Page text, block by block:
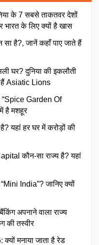
के 7 सबसे ताकतवर देशों
के लिए क्यों है खास
सा है?, जानें कहाँ पाए जाते हैं
घर? दुनिया की इकलौती
Asiatic Lions
“Spice Garden Of
है मशहूर
यहां हर घर में करोड़ों की
कौन-सा राज्य है? यहां
India”? जानिए क्यों
अपनाने वाला राज्य
की तस्वीर
मनाया जाता है रेड